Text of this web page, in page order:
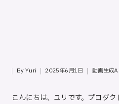
イ
Posted
ByYuri 2025年6月1日
Posted
動画生成
こんにちは、ユリです。プロダ